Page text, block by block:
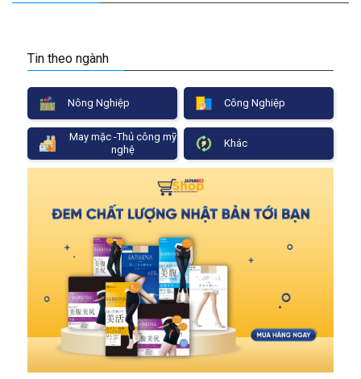
Tin theo ngành
Nông Nghiệp Công Nghiệp
May mặc -Thủ công mỹ
nghệ
Khác